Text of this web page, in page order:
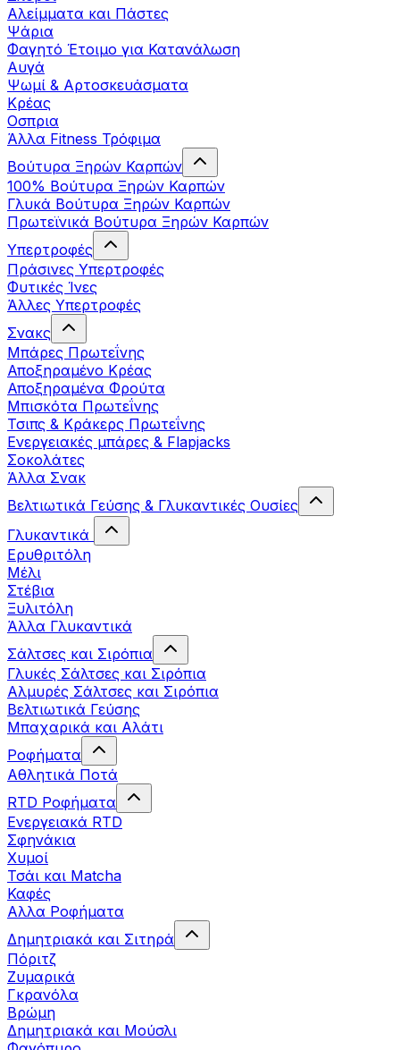
Αλείμματα και Πάστες
Ψάρια
Φαγητό Έτοιμο για Κατανάλωση
Αυγά
Ψωμί & Αρτοσκευάσματα
Κρέας
Οσπρια
Άλλα Fitness Τρόφιμα
Βούτυρα Ξηρών Καρπών
100% Βούτυρα Ξηρών Καρπών
Γλυκά Βούτυρα Ξηρών Καρπών
Πρωτεϊνικά Βούτυρα Ξηρών Καρπών
Υπερτροφές
Πράσινες Υπερτροφές
Φυτικές Ίνες
Άλλες Υπερτροφές
Σνακς
Μπάρες Πρωτεΐνης
Αποξηραμένο Κρέας
Αποξηραμένα Φρούτα
Μπισκότα Πρωτεΐνης
Τσιπς & Kράκερς Πρωτεΐνης
Ενεργειακές μπάρες & Flapjacks
Σοκολάτες
Άλλα Σνακ
Βελτιωτικά Γεύσης & Γλυκαντικές Ουσίες
Γλυκαντικά
Ερυθριτόλη
Μέλι
Στέβια
Ξυλιτόλη
Άλλα Γλυκαντικά
Σάλτσες και Σιρόπια
Γλυκές Σάλτσες και Σιρόπια
Αλμυρές Σάλτσες και Σιρόπια
Bελτιωτικά Γεύσης
Μπαχαρικά και Αλάτι
Ροφήματα
Αθλητικά Ποτά
RTD Ροφήματα
Ενεργειακά RTD
Σφηνάκια
Χυμοί
Τσάι και Matcha
Καφές
Αλλα Ροφήματα
Δημητριακά και Σιτηρά
Πόριτζ
Ζυμαρικά
Γκρανόλα
Βρώμη
Δημητριακά και Μούσλι